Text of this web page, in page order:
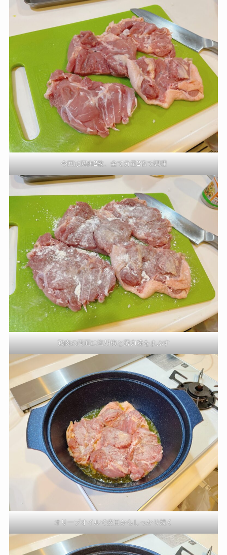
今回は鶏肉2枚、全て分量2倍で調理
鶏肉の両面に塩胡椒と薄力粉をまぶす
オリーブオイルで皮目からしっかり焼く